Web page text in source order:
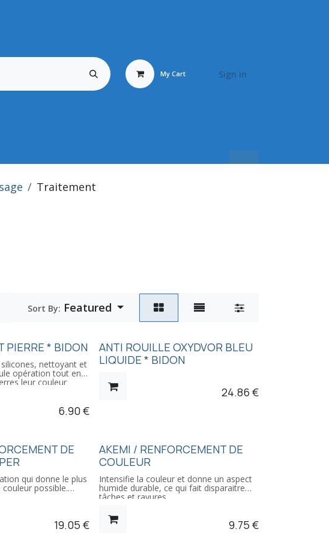
My Cart Sign in
Traitement
Sort By: Featured
PIERRE * BIDON
nettoyant et
opération tout en
leur couleur
nouveau brillant aux
de travail et rebords
1 à 15 m2 / litre
les précautions
6.90€
ANTI ROUILLE OXYDVOR BLEU
LIQUIDE * BIDON
24.86 €
DE
qui donne le plus
possible.
intempéries,
19.05 €
AKEMI / RENFORCEMENT DE
COULEUR
Intensifie la couleur et donne un aspect
humide durable, ce qui fait disparaitre
tâches et rayures.
Convient pour granits et pierres
naturelles. Foodsafe certified.
9.75 €